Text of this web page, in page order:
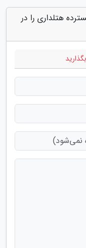
با "دولت 30 طرح گسترده هتلداری را در